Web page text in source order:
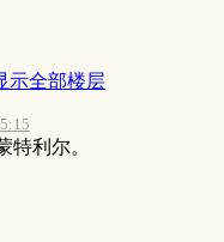
示全部楼层
特利尔。